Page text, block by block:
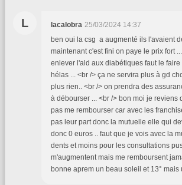
L lacalobra 25/03/2024 14:37
ben oui la csg a augmenté ils l'avaient
maintenant c'est fini on paye le prix fort
enlever l'ald aux diabétiques faut le
hélas ... <br /> ça ne servira plus à gd
plus rien.. <br /> on prendra des
à débourser ... <br /> bon moi je
pas me rembourser car avec les
pas leur part donc la mutuelle elle qui
donc 0 euros .. faut que je vois avec la
dents et moins pour les consultations
m'augmentent mais me remboursent
bonne aprem un beau soleil et 13°